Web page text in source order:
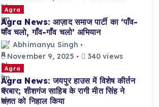
Agra
Agra News: आज़ाद समाज पार्टी का ‘पाँव-
पाँव चलो, गाँव-गाँव चलो’ अभियान
Abhimanyu Singh
November 9, 2025
340 views
Agra
Agra News: जयपुर हाउस में विशेष कीर्तन
दरबार; शीशगंज साहिब के रागी मीत सिंह ने
संगत को निहाल किया